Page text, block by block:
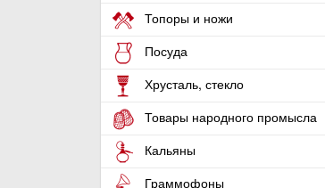
Топоры и ножи
Посуда
Хрусталь, стекло
Товары народного промысла
Кальяны
Граммофоны